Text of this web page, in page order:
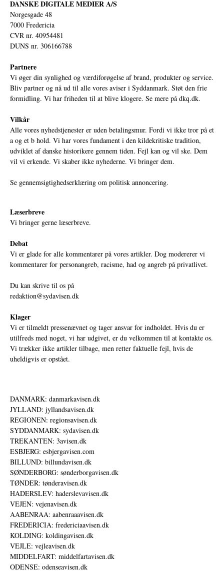
DANSKE DIGITALE MEDIER A/S
Norgesgade 48
7000 Fredericia
CVR nr. 40954481
DUNS nr. 306166788
Partnere
Vi øger din synlighed og værdiforøgelse af brand, produkter og service.
Bliv partner og nå ud til alle vores aviser i Syddanmark. Støt den frie
formidling. Vi har friheden til at blive klogere. Se mere på dkq.dk.
Vilkår
Alle vores nyhedstjenester er uden betalingsmur. Fordi vi ikke tror på et
a og et b hold. Vi har vores fundament i den kildekritiske tradition,
udviklet af danske historikere gennem tiden. Fejl kan og vil ske. Dem
vil vi erkende. Vi skaber ikke nyhederne. Vi bringer dem.
Se gennemsigtighedserklæring om politisk annoncering.
Læserbreve
Vi bringer gerne læserbreve.
Debat
Vi er glade for alle kommentarer på vores artikler. Dog modererer vi
kommentarer for personangreb, racisme, had og angreb på privatlivet.
Du kan skrive til os på
redaktion@sydavisen.dk
Klager
Vi er tilmeldt pressenævnet og tager ansvar for indholdet. Hvis du er
utilfreds med noget, vi har udgivet, er du velkommen til at kontakte os.
Vi trækker ikke artikler tilbage, men retter faktuelle fejl, hvis de
uheldigvis er opstået.
DANMARK: danmarkavisen.dk
JYLLAND: jyllandsavisen.dk
REGIONEN: regionsavisen.dk
SYDDANMARK: sydavisen.dk
TREKANTEN: 3avisen.dk
ESBJERG: esbjergavisen.com
BILLUND: billundavisen.dk
SØNDERBORG: sønderborgavisen.dk
TØNDER: tønderavisen.dk
HADERSLEV: haderslevavisen.dk
VEJEN: vejenavisen.dk
AABENRAA: aabenraaavisen.dk
FREDERICIA: fredericiaavisen.dk
KOLDING: koldingavisen.dk
VEJLE: vejleavisen.dk
MIDDELFART: middelfartavisen.dk
ODENSE: odenseavisen.dk